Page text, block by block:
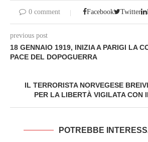
0 comment Facebook Twitter
previous post
18 GENNAIO 1919, INIZIA A PARIGI LA
PACE DEL DOPOGUERRA
IL TERRORISTA NORVEGESE
PER LA LIBERTÀ VIGILATA CON
POTREBBE